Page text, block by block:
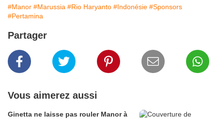
#Manor #Marussia #Rio Haryanto #Indonésie #Sponsors
#Pertamina
Partager
Vous aimerez aussi
Ginetta ne laisse pas rouler Manor à